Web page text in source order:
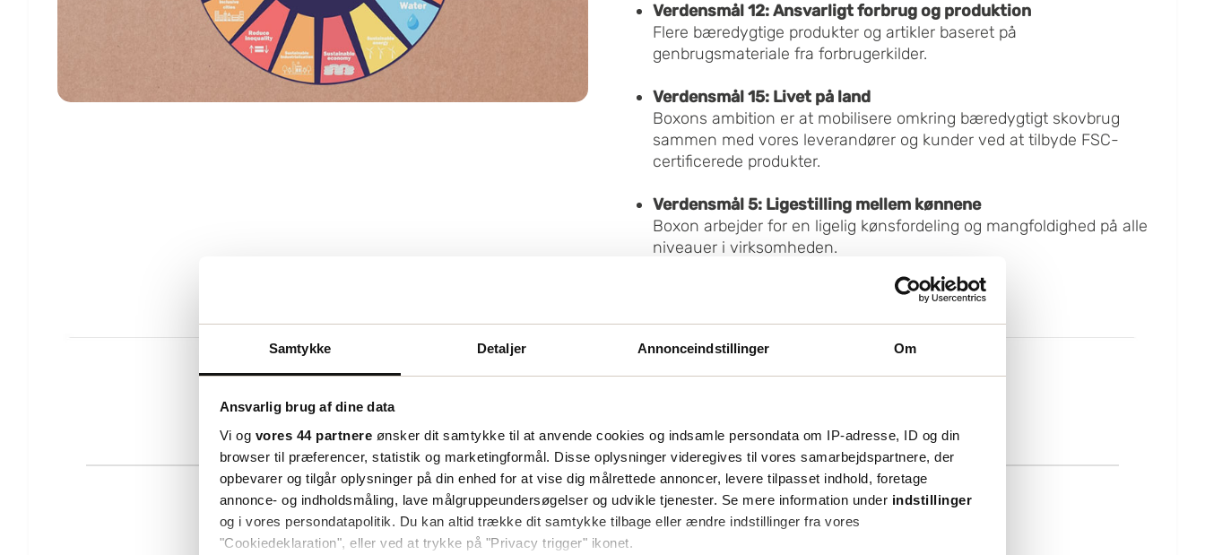
Samtykke Detaljer Annonceindstillinger Om
Ansvarlig brug af dine data
Vi og vores 44 partnere ønsker dit samtykke til at anvende cookies og indsamle persondata om IP-adresse, ID og din
browser til præferencer, statistik og marketingformål. Disse oplysninger videregives til vores samarbejdspartnere, der
opbevarer og tilgår oplysninger på din enhed for at vise dig målrettede annoncer, levere tilpasset indhold, foretage
annonce- og indholdsmåling, lave målgruppeundersøgelser og udvikle tjenester. Se mere information under indstillinger
og i vores persondatapolitik. Du kan altid trække dit samtykke tilbage eller ændre indstillinger fra vores
"Cookiedeklaration", eller ved at trykke på "Privacy trigger" ikonet.
Verdensmål 12: Ansvarligt forbrug og produktion
Flere bæredygtige produkter og artikler baseret på
genbrugsmateriale fra forbrugerkilder.
Verdensmål 15: Livet på land
Boxons ambition er at mobilisere omkring bæredygtigt skovbrug
sammen med vores leverandører og kunder ved at tilbyde FSC-
certificerede produkter.
Verdensmål 5: Ligestilling mellem kønnene
Boxon arbejder for en ligelig kønsfordeling og mangfoldighed på alle
niveauer i virksomheden.